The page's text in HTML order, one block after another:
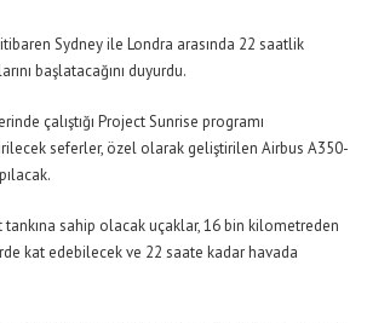
Sydney ile Londra arasında 22 saatlik
başlatacağını duyurdu.
çalıştığı Project Sunrise programı
seferler, özel olarak geliştirilen Airbus A350-
sahip olacak uçaklar, 16 bin kilometreden
kat edebilecek ve 22 saate kadar havada